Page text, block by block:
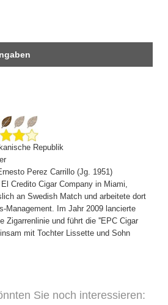
Republik
Perez Carrillo (Jg. 1951)
Credito Cigar Company in Miami,
an Swedish Match und arbeitete dort
Management. Im Jahr 2009 lancierte
Zigarrenlinie und führt die ''EPC Cigar
mit Tochter Lissette und Sohn
Sie noch interessieren: